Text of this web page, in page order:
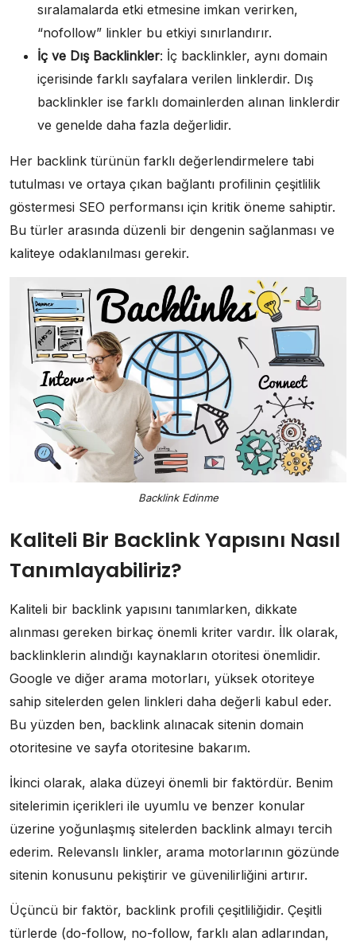
sıralamalarda etki etmesine imkan verirken,
“nofollow” linkler bu etkiyi sınırlandırır.
İç ve Dış Backlinkler: İç backlinkler, aynı domain
içerisinde farklı sayfalara verilen linklerdir. Dış
backlinkler ise farklı domainlerden alınan linklerdir
ve genelde daha fazla değerlidir.
Her backlink türünün farklı değerlendirmelere tabi
tutulması ve ortaya çıkan bağlantı profilinin çeşitlilik
göstermesi SEO performansı için kritik öneme sahiptir.
Bu türler arasında düzenli bir dengenin sağlanması ve
kaliteye odaklanılması gerekir.
Backlink Edinme
Kaliteli Bir Backlink Yapısını Nasıl
Tanımlayabiliriz?
Kaliteli bir backlink yapısını tanımlarken, dikkate
alınması gereken birkaç önemli kriter vardır. İlk olarak,
backlinklerin alındığı kaynakların otoritesi önemlidir.
Google ve diğer arama motorları, yüksek otoriteye
sahip sitelerden gelen linkleri daha değerli kabul eder.
Bu yüzden ben, backlink alınacak sitenin domain
otoritesine ve sayfa otoritesine bakarım.
İkinci olarak, alaka düzeyi önemli bir faktördür. Benim
sitelerimin içerikleri ile uyumlu ve benzer konular
üzerine yoğunlaşmış sitelerden backlink almayı tercih
ederim. Relevanslı linkler, arama motorlarının gözünde
sitenin konusunu pekiştirir ve güvenilirliğini artırır.
Üçüncü bir faktör, backlink profili çeşitliliğidir. Çeşitli
türlerde (do-follow, no-follow, farklı alan adlarından,